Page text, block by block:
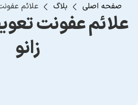
صفحه اصلی بلاگ علائم
علائم عفونت
زانو